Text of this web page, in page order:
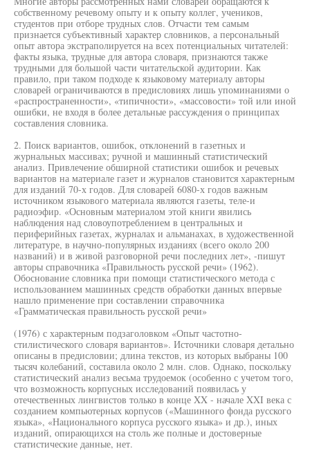
собственному речевому опыту и к опыту коллег, учеников,
студентов при отборе трудных слов. Отчасти тем самым
признается субъективный характер словников, а персональный
опыт автора экстраполируется на всех потенциальных читателей:
факты языка, трудные для автора словаря, признаются также
трудными для большой части читательской аудитории. Как
правило, при таком подходе к языковому материалу авторы
словарей ограничиваются в предисловиях лишь упоминаниями о
«распространенности», «типичности», «массовости» той или иной
ошибки, не входя в более детальные рассуждения о принципах
составления словника.
2. Поиск вариантов, ошибок, отклонений в газетных и
журнальных массивах; ручной и машинный статистический
анализ. Привлечение обширной статистики ошибок и речевых
вариантов на материале газет и журналов становится характерным
для изданий 70-х годов. Для словарей 6080-х годов важным
источником языкового материала являются газеты, теле-и
радиоэфир. «Основным материалом этой книги явились
наблюдения над словоупотреблением в центральных и
периферийных газетах, журналах и альманахах, в художественной
литературе, в научно-популярных изданиях (всего около 200
названий) и в живой разговорной речи последних лет», -пишут
авторы справочника «Правильность русской речи» (1962).
Обоснование словника при помощи статистического метода с
использованием машинных средств обработки данных впервые
нашло применение при составлении справочника
«Грамматическая правильность русской речи»
(1976) с характерным подзаголовком «Опыт частотно-
стилистического словаря вариантов». Источники словаря детально
описаны в предисловии; длина текстов, из которых выбраны 100
тысяч колебаний, составила около 2 млн. слов. Однако, поскольку
статистический анализ весьма трудоемок (особенно с учетом того,
что возможность корпусных исследований появилась у
отечественных лингвистов только в конце XX - начале XXI века с
созданием компьютерных корпусов («Машинного фонда русского
языка», «Национального корпуса русского языка» и др.), иных
изданий, опирающихся на столь же полные и достоверные
статистические данные, нет.